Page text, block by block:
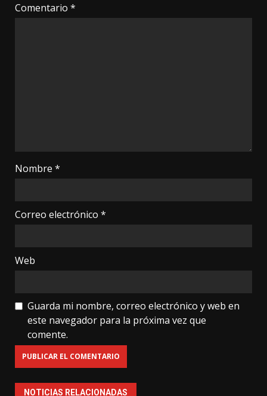
Comentario *
Nombre *
Correo electrónico *
Web
Guarda mi nombre, correo electrónico y web en
este navegador para la próxima vez que
comente.
NOTICIAS RELACIONADAS